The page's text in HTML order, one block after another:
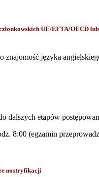
UE/EFTA/OECD
języka
dalszych etapów
8:00 (egzamin
nostryfikacji